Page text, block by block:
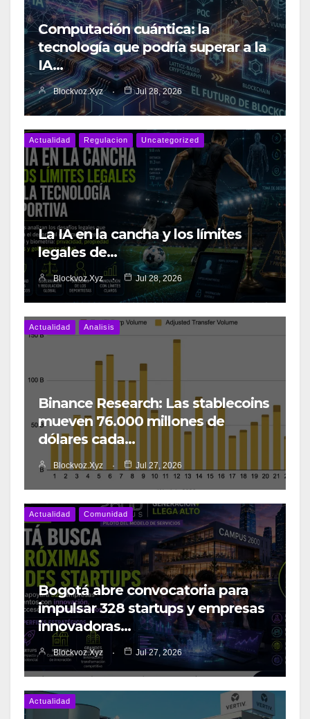
Computación cuántica: la
tecnología que podría superar a la
IA…
Blockvoz.xyz Jul 28, 2026
Actualidad Regulacion Uncategorized
La IA en la cancha y los límites
legales de…
Blockvoz.xyz Jul 28, 2026
Actualidad Analisis
Binance Research: Las stablecoins
mueven 76.000 millones de
dólares cada…
Blockvoz.xyz Jul 27, 2026
Actualidad Comunidad
Bogotá abre convocatoria para
impulsar 328 startups y empresas
innovadoras…
Blockvoz.xyz Jul 27, 2026
Actualidad